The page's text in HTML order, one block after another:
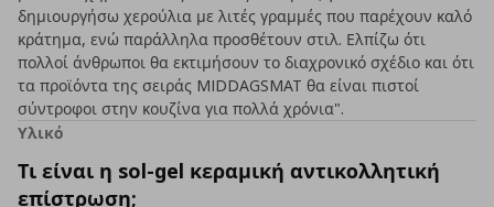
δημιουργήσω χερούλια με λιτές γραμμές που παρέχουν καλό
κράτημα, ενώ παράλληλα προσθέτουν στιλ. Ελπίζω ότι
πολλοί άνθρωποι θα εκτιμήσουν το διαχρονικό σχέδιο και ότι
τα προϊόντα της σειράς MIDDAGSMAT θα είναι πιστοί
σύντροφοι στην κουζίνα για πολλά χρόνια".
Υλικό
Τι είναι η sol-gel κεραμική αντικολλητική
επίστρωση;